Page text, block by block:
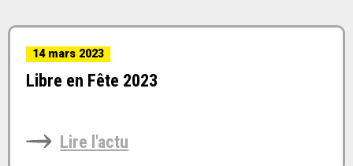
14 mars 2023
Libre en Fête 2023
Lire l'actu